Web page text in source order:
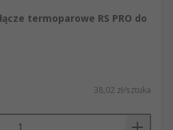
termoparowe RS PRO do
38,02 zł/sztuka